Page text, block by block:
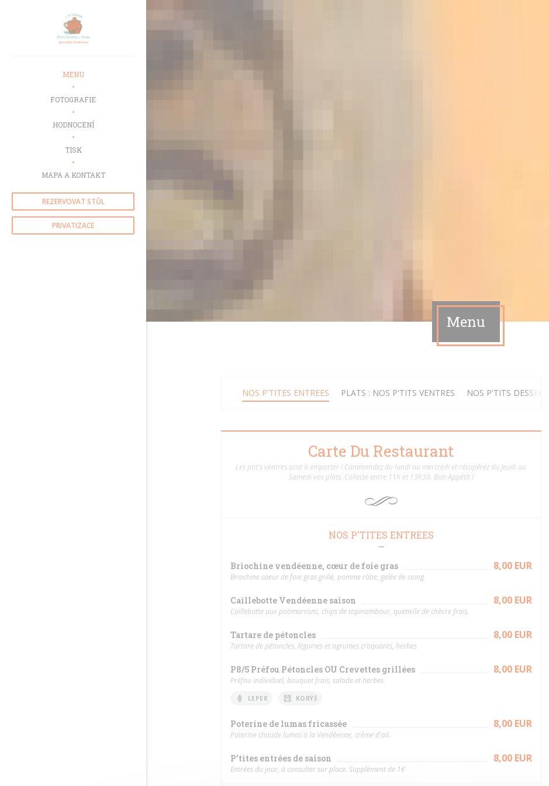
MENU
FOTOGRAFIE
HODNOCENÍ
TISK
MAPA A KONTAKT
REZERVOVAT STŮL
PRIVATIZACE
Menu
NOS P'TITES ENTREES PLATS : NOS P'TITS VENTRES NOS P'TITS DESSERTS
Carte Du Restaurant
Les ptit's ventres sont à emporter ! Commandez du lundi au mercredi et récupérez du Jeudi au
Samedi vos plats. Collecte entre 11h et 13h30. Bon Appétit !
NOS P'TITES ENTREES
Briochine vendéenne, cœur de foie gras 8,00 EUR
Briochine coeur de foie gras grillé, pomme rôtie, gelée de coing
Caillebotte Vendéenne saison 8,00 EUR
Caillebotte aux potimarrons, chips de topinambour, quenelle de chèvre frais.
Tartare de pétoncles 8,00 EUR
Tartare de pétoncles, légumes et agrumes croquants, herbes
P8/5 Préfou Pétoncles OU Crevettes grillées 8,00 EUR
Préfou individuel, bouquet frais, salade et herbes.
LEPEK KORÝŠ
Poterine de lumas fricassée 8,00 EUR
Poterine chaude lumas à la Vendéenne, crème d'ail.
P'tites entrées de saison 8,00 EUR
Entrées du jour, à consulter sur place. Supplément de 1€